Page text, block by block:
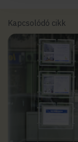
Kapcsolódó cikk